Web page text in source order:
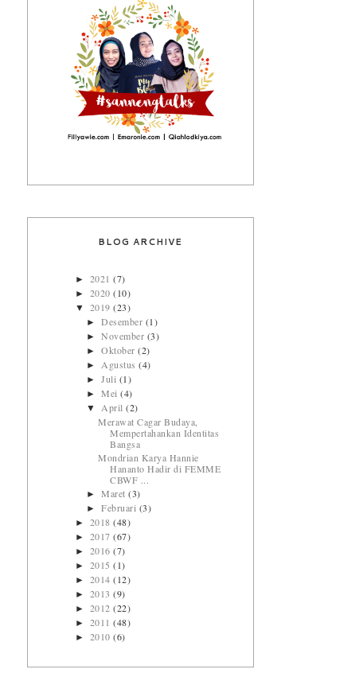
BLOG ARCHIVE
► 2021(7)
► 2020(10)
▼ 2019(23)
►Desember (1)
►November (3)
►Oktober(2)
►Agustus(4)
►Juli (1)
►Mei(4)
▼April(2)
Merawat Cagar Budaya,
Mempertahankan Identitas
Bangsa
Mondrian Karya Hannie
Hananto Hadir di FEMME
CBWF ...
►Maret(3)
►Februari (3)
► 2018(48)
► 2017(67)
► 2016(7)
► 2015(1)
► 2014(12)
► 2013(9)
► 2012(22)
► 2011(48)
► 2010(6)